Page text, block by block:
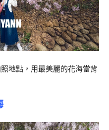
地點，用最美麗的花海當背